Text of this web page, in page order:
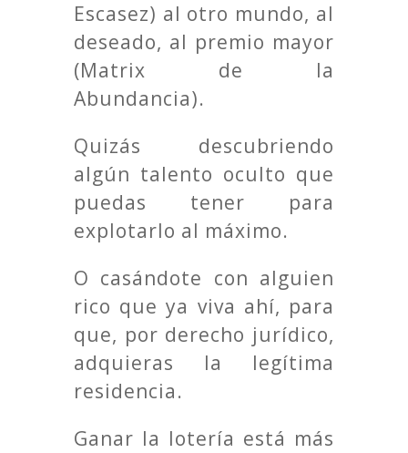
Escasez) al otro mundo, al
deseado, al premio mayor
(Matrix de la
Abundancia).
Quizás descubriendo
algún talento oculto que
puedas tener para
explotarlo al máximo.
O casándote con alguien
rico que ya viva ahí, para
que, por derecho jurídico,
adquieras la legítima
residencia.
Ganar la lotería está más